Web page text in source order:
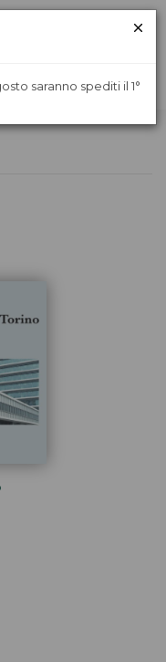
saranno spediti il 1°